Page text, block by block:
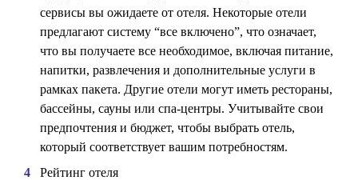
сервисы вы ожидаете от отеля. Некоторые отели
предлагают систему “все включено”, что означает,
что вы получаете все необходимое, включая питание,
напитки, развлечения и дополнительные услуги в
рамках пакета. Другие отели могут иметь рестораны,
бассейны, сауны или спа-центры. Учитывайте свои
предпочтения и бюджет, чтобы выбрать отель,
который соответствует вашим потребностям.
Рейтинг отеля